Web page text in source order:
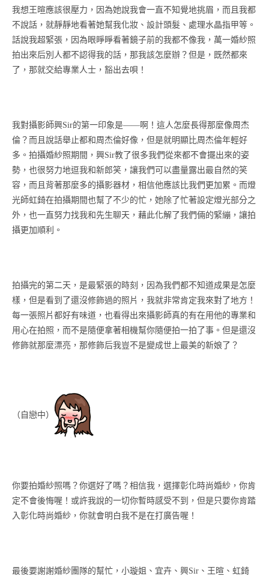
我想王暄應該很壓力，因為她說我會一直不知覺地挑眉，而且我都
不說話，就靜靜地看著她幫我化妝、設計頭髮、處理水晶指甲等。
話說我超緊張，因為眼睜睜看著鏡子前的我都不像我，萬一婚紗照
拍出來后別人都不認得我的話，那我該怎麼辦？但是，既然都來
了，那就交給專業人士，豁出去唄！
我對攝影師興Sir的第一印象是——啊！這人怎麼長得那麼像周杰
倫？而且說話舉止都和周杰倫好像，但是就明顯比周杰倫年輕好
多。拍攝婚紗照期間，興Sir教了很多我們從來都不會擺出來的姿
勢，也很努力地逗我和新郎笑，讓我們可以盡量露出最自然的笑
容，而且背著那麼多的攝影器材，相信他應該比我們更加累。而燈
光師虹錡在拍攝期間也幫了不少的忙，她除了忙著設定燈光部分之
外，也一直努力找我和先生聊天，藉此化解了我們倆的緊繃，讓拍
攝更加順利。
拍攝完的第二天，是最緊張的時刻，因為我們都不知道成果是怎麼
樣，但是看到了還沒修飾過的照片，我就非常肯定我來對了地方！
每一張照片都好有味道，也看得出來攝影師真的有在用他的專業和
用心在拍照，而不是隨便拿著相機幫你隨便拍一拍了事。但是還沒
修飾就那麼漂亮，那修飾后我豈不是變成世上最美的新娘了？
（自戀中）
你要拍婚紗照嗎？你選好了嗎？相信我，選擇彰化時尚婚紗，你肯
定不會後悔喔！或許我說的一切你暫時感受不到，但是只要你肯踏
入彰化時尚婚紗，你就會明白我不是在打廣告喔！
最後要謝謝婚紗團隊的幫忙，小璇姐、宜卉、興Sir、王暄、虹錡